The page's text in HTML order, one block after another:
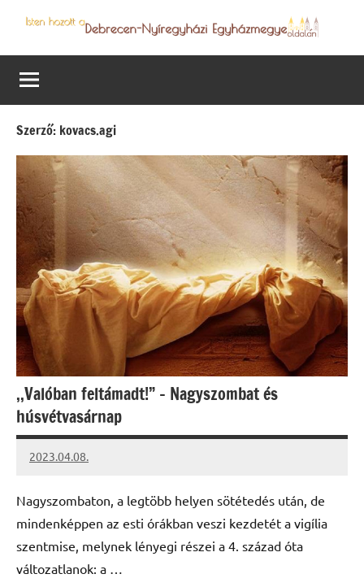
content
Debrecen-
Nyíregyházi
Egyházmegye
programjai
Szerző: kovacs.agi
,,Valóban feltámadt!” – Nagyszombat és
húsvétvasárnap
2023.04.08.
kovacs.agi
Nagyszombaton, a legtöbb helyen sötétedés után, de
mindenképpen az esti órákban veszi kezdetét a vigília
szentmise, melynek lényegi részei a 4. század óta
változatlanok: a …